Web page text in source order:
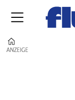
ANZEIGE
ANZEIGE